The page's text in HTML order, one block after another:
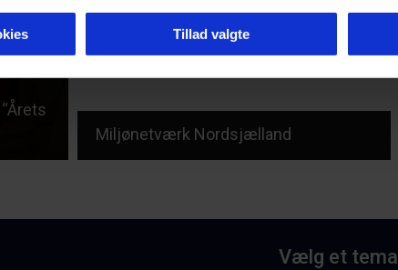
Tillad valgte
Miljønetværk Nordsjælland
Vælg et tema